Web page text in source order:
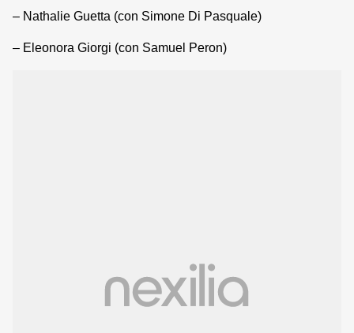
– Nathalie Guetta (con Simone Di Pasquale)
– Eleonora Giorgi (con Samuel Peron)